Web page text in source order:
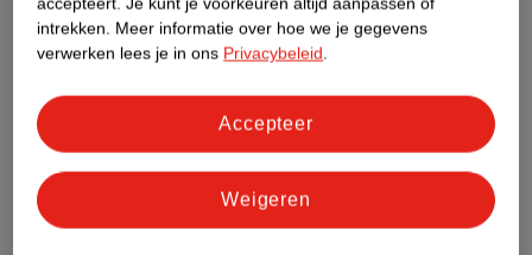
Meer informatie
Bestel & Bezorginformatie
Bekijk ook
intrekken. Meer informatie over hoe we je gegevens
verwerken lees je in ons Privacybeleid.
Weigeren
Accepteer